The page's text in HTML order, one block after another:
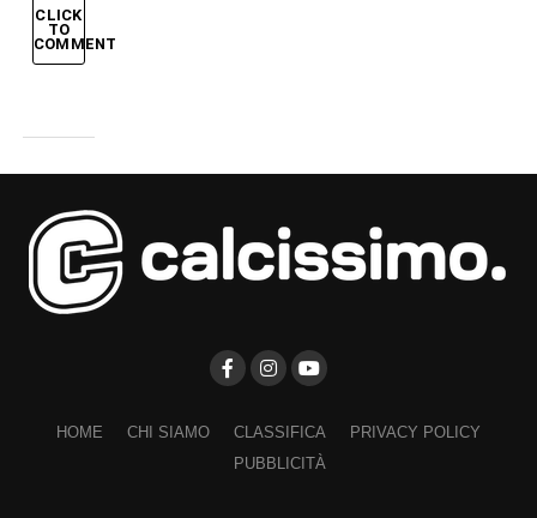
CLICK
TO
COMMENT
HOME CHI SIAMO CLASSIFICA
PRIVACY POLICY
PUBBLICITÀ